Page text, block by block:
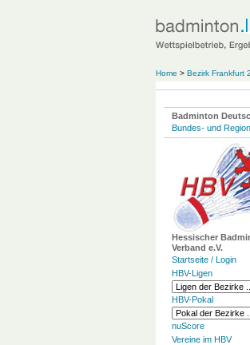
Home > Bezirk Frankfurt
Badminton
Bundes- und
Hessischer
Verband e.V.
Startseite / Login
HBV-Ligen
HBV-Pokal
nuScore
Vereine im HBV